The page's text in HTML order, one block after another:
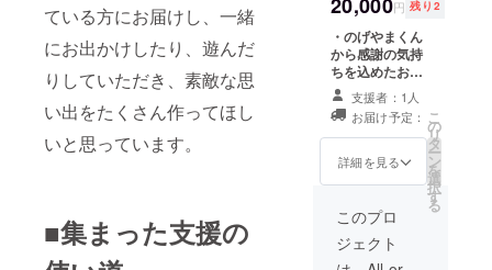
ている方にお届けし、一緒
にお出かけしたり、遊んだ
りしていただき、素敵な思
い出をたくさん作ってほし
いと思っています。
■集まった支援の
&ラミネート加
工）を作成いた
します。
一枚お送りいた
します。 ・のげ
やまくんのぬい
ぐるみ（10セン
チ程度を予定）
を一つお送りい
たします。 ・ご
希望を聞き、ブ
ログの記事を作
す。※内容は申し
訳ありません
が、野毛、野毛
山、のげやまく
んに少しでも関
円 残り2
・のげやまくん
から感謝の気持
ちを込めたお礼
のメッセージを
お送りいたしま
す。ご希望の方
はお名前をホー
ムページ(ブロ
・のげやまくん
のステッカーを
一枚お送りいた
します。 ・のげ
支援者：1人
お届け予定：
詳細を見る
こ
の
リ
タ
ー
ン
を
選
択
す
る
このプロ
ジェクト